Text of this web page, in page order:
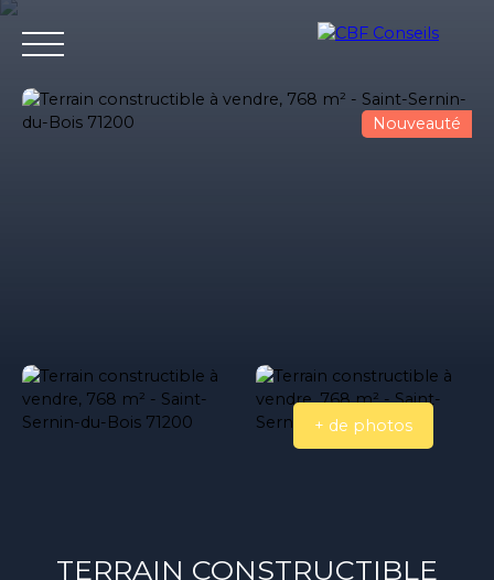
Estimation
Nouveauté
+ de photos
TERRAIN CONSTRUCTIBLE